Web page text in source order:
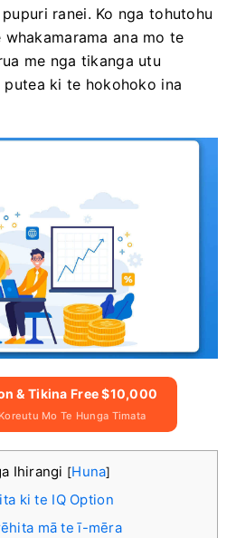
ranei. Ko nga tohutohu
ana mo te
me nga tikanga utu
ki te hokohoko ina
& Tikina Free $10,000
Mo Te Hunga Timata
Ihirangi [Huna]
ki te IQ Option
mā te ī-mēra